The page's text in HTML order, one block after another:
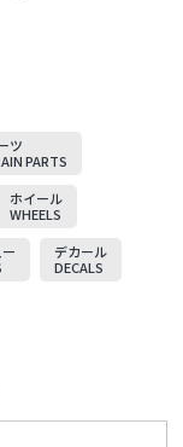
ツ
PARTS
ホイール
WHEELS
デカール
DECALS